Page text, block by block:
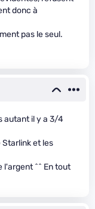
donc à
pas le seul.
autant il y a 3/4
et les
l'argent ^^ En tout